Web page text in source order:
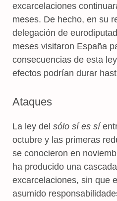
excarcelaciones
meses. De hecho, en su
delegación de
meses visitaron España
consecuencias de esta
efectos podrían durar
Ataques
La ley del sólo sí es sí
octubre y las primeras
se conocieron en
ha producido una
excarcelaciones, sin que
asumido